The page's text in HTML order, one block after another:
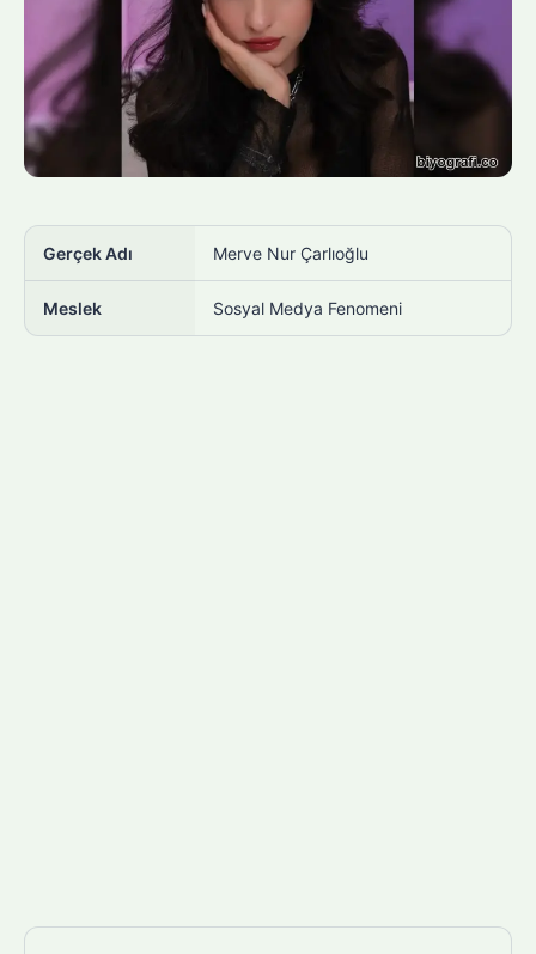
Gerçek Adı Merve Nur Çarlıoğlu
Meslek Sosyal Medya Fenomeni